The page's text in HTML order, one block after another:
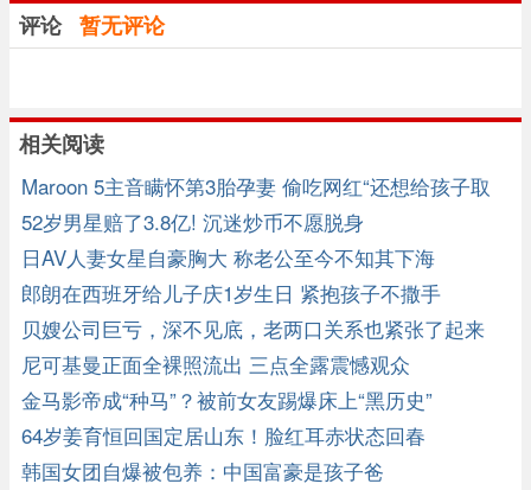
评论 暂无评论
相关阅读
Maroon 5主音瞒怀第3胎孕妻 偷吃网红“还想给孩子取
她的名”
52岁男星赔了3.8亿! 沉迷炒币不愿脱身
日AV人妻女星自豪胸大 称老公至今不知其下海
郎朗在西班牙给儿子庆1岁生日 紧抱孩子不撒手
贝嫂公司巨亏，深不见底，老两口关系也紧张了起来
尼可基曼正面全裸照流出 三点全露震憾观众
金马影帝成“种马”？被前女友踢爆床上“黑历史”
64岁姜育恒回国定居山东！脸红耳赤状态回春
韩国女团自爆被包养：中国富豪是孩子爸